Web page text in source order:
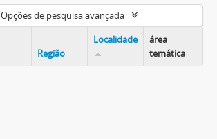
Opções de pesquisa avançada
Região
Localidade
área
temática